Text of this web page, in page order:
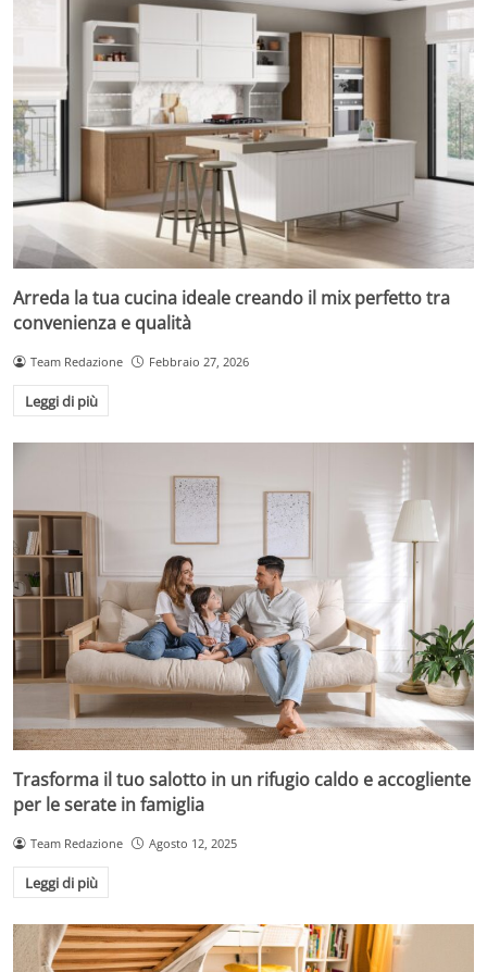
Arreda la tua cucina ideale creando il mix perfetto tra
convenienza e qualità
Team Redazione Febbraio 27, 2026
Leggi di più
Trasforma il tuo salotto in un rifugio caldo e accogliente
per le serate in famiglia
Team Redazione Agosto 12, 2025
Leggi di più